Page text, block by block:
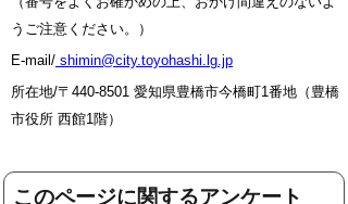
うご注意ください。）
E-mail/ shimin@city.toyohashi.lg.jp
所在地/〒440-8501 愛知県豊橋市今橋町1番地（豊橋
市役所 西館1階）
このページに関するアンケート